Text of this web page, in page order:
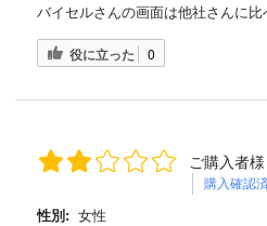
バイセルさんの画面は他社さんに
役に立った 0
ご購入者様
購入確認
性別: 女性